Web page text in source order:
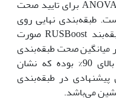
خطا استفاده شده و سپس از آزمون ANOVA برای تایید صحت
طبقه‌بندی نهایی روی
این ویژگی‌های بهینه شده توسط طبقه‌بند RUSBoost صورت
میانگین صحت طبقه‌بندی
2 تا 6-کلاس مراحل مختلف خواب بالای 90% بوده که نشان
در طبقه‌بندی
می‌باشد.